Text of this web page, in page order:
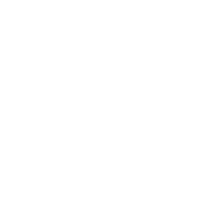
測後就直接開
罰單三萬，三
善的機會，店
改善並不難，
裝。